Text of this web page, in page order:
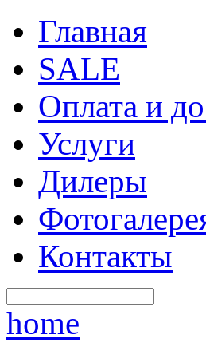
Главная
SALE
Оплата и
Услуги
Дилеры
Контакты
home